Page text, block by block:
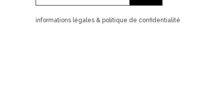
informations légales & politique de confidentialité